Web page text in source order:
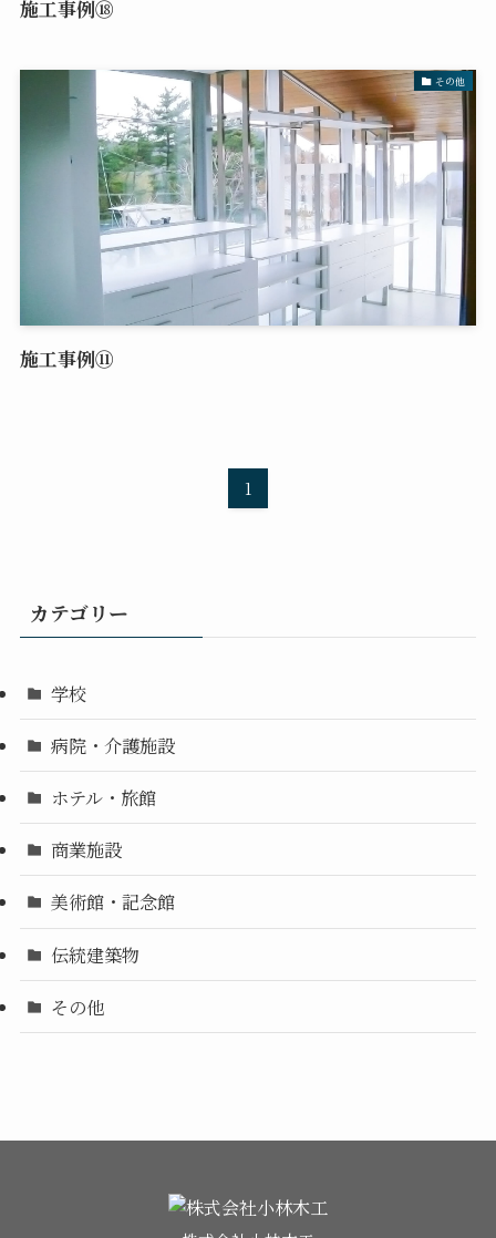
施工事例⑱
その他
施工事例⑪
1
カテゴリー
学校
病院・介護施設
ホテル・旅館
商業施設
美術館・記念館
伝統建築物
その他